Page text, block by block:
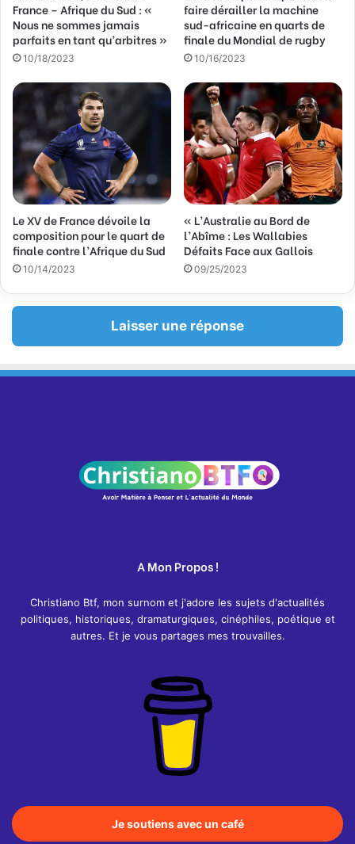
E
m
a
i
France – Afrique du Sud : «
Nous ne sommes jamais
parfaits en tant qu’arbitres »
10/18/2023
faire dérailler la machine
sud-africaine en quarts de
finale du Mondial de rugby
10/16/2023
Le XV de France dévoile la
composition pour le quart de
finale contre l’Afrique du Sud
10/14/2023
« L’Australie au Bord de
l’Abîme : Les Wallabies
Défaits Face aux Gallois
09/25/2023
Laisser une réponse
A Mon Propos !
Christiano Btf, mon surnom et j'adore les sujets d'actualités
politiques, historiques, dramaturgiques, cinéphiles, poétique et
autres. Et je vous partages mes trouvailles.
Je soutiens avec un café